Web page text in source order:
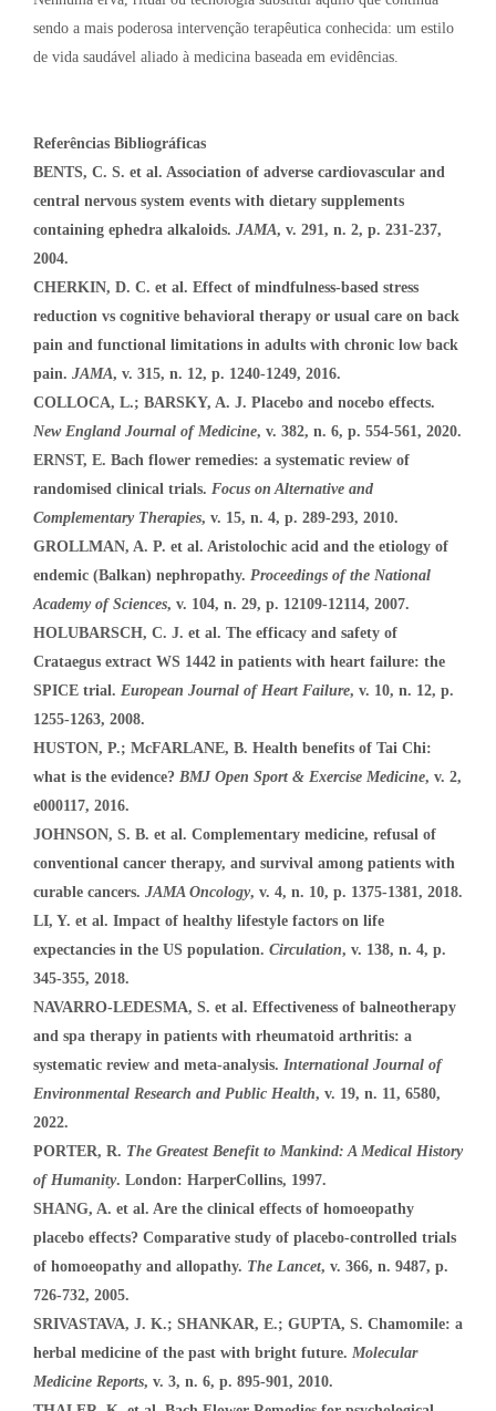
sendo a mais poderosa intervenção terapêutica conhecida: um estilo
de vida saudável aliado à medicina baseada em evidências.
Referências Bibliográficas
BENTS, C. S. et al. Association of adverse cardiovascular and
central nervous system events with dietary supplements
containing ephedra alkaloids. JAMA, v. 291, n. 2, p. 231-237,
2004.
CHERKIN, D. C. et al. Effect of mindfulness-based stress
reduction vs cognitive behavioral therapy or usual care on back
pain and functional limitations in adults with chronic low back
pain. JAMA, v. 315, n. 12, p. 1240-1249, 2016.
COLLOCA, L.; BARSKY, A. J. Placebo and nocebo effects.
New England Journal of Medicine, v. 382, n. 6, p. 554-561, 2020.
ERNST, E. Bach flower remedies: a systematic review of
randomised clinical trials. Focus on Alternative and
Complementary Therapies, v. 15, n. 4, p. 289-293, 2010.
GROLLMAN, A. P. et al. Aristolochic acid and the etiology of
endemic (Balkan) nephropathy. Proceedings of the National
Academy of Sciences, v. 104, n. 29, p. 12109-12114, 2007.
HOLUBARSCH, C. J. et al. The efficacy and safety of
Crataegus extract WS 1442 in patients with heart failure: the
SPICE trial. European Journal of Heart Failure, v. 10, n. 12, p.
1255-1263, 2008.
HUSTON, P.; McFARLANE, B. Health benefits of Tai Chi:
what is the evidence? BMJ Open Sport & Exercise Medicine, v. 2,
e000117, 2016.
JOHNSON, S. B. et al. Complementary medicine, refusal of
conventional cancer therapy, and survival among patients with
curable cancers. JAMA Oncology, v. 4, n. 10, p. 1375-1381, 2018.
LI, Y. et al. Impact of healthy lifestyle factors on life
expectancies in the US population. Circulation, v. 138, n. 4, p.
345-355, 2018.
NAVARRO-LEDESMA, S. et al. Effectiveness of balneotherapy
and spa therapy in patients with rheumatoid arthritis: a
systematic review and meta-analysis. International Journal of
Environmental Research and Public Health, v. 19, n. 11, 6580,
2022.
PORTER, R. The Greatest Benefit to Mankind: A Medical History
of Humanity. London: HarperCollins, 1997.
SHANG, A. et al. Are the clinical effects of homoeopathy
placebo effects? Comparative study of placebo-controlled trials
of homoeopathy and allopathy. The Lancet, v. 366, n. 9487, p.
726-732, 2005.
SRIVASTAVA, J. K.; SHANKAR, E.; GUPTA, S. Chamomile: a
herbal medicine of the past with bright future. Molecular
Medicine Reports, v. 3, n. 6, p. 895-901, 2010.